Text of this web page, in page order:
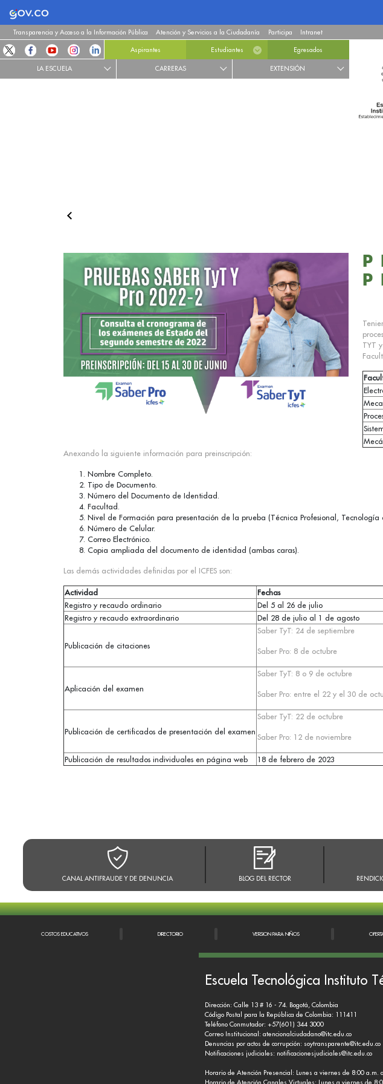
Logo Gobierno de Colombia
Transparencia y Acceso a la Información Pública Atención y Servicios a la Ciudadanía Participa Intranet
Aspirantes Estudiantes Egresados
LA ESCUELA CARRERAS EXTENSIÓN
CANAL ANTIFRAUDE Y DE DENUNCIA BLOG DEL RECTOR
TYT
Anexando la siguiente información para preinscripción:
Nombre Completo.
Tipo de Documento.
Número del Documento de Identidad.
Facultad.
Nivel de Formación para presentación de la prueba (Técnica Profesional, Tecnología
Número de Celular.
Correo Electrónico.
Copia ampliada del documento de identidad (ambas caras).
Las demás actividades definidas por el ICFES son:
Actividad
Fechas
Registro y recaudo ordinario
Del 5 al 26 de julio
Registro y recaudo extraordinario
Del 28 de julio al 1 de agosto
Publicación de citaciones
Saber TyT: 24 de septiembre
Saber Pro: 8 de octubre
Aplicación del examen
Saber TyT: 8 o 9 de octubre
Saber Pro: entre el 22 y el 30 de
Publicación de certificados de presentación del examen
Saber TyT: 22 de octubre
Saber Pro: 12 de noviembre
Publicación de resultados individuales en página web 18 de febrero de 2023
COSTOS EDUCATIVOS DIRECTORIO VERSION PARA NIÑOS
Escuela Tecnológica Instituto
Dirección: Calle 13 # 16 - 74. Bogotá, Colombia
Código Postal para la República de Colombia: 111411
Teléfono Conmutador: +57(601) 344 3000
Correo Institucional: atencionalciudadano@itc.edu.co
Denuncias por actos de corrupción: soytransparente@itc.edu.co
Notificaciones judiciales: notificacionesjudiciales@itc.edu.co
Horario de Atención Presencial: Lunes a viernes de 8:00 a.m.